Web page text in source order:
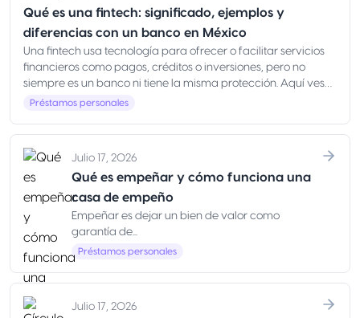
Qué es una fintech: significado, ejemplos y
diferencias con un banco en México
Una fintech usa tecnología para ofrecer o facilitar servicios
financieros como pagos, créditos o inversiones, pero no
siempre es un banco ni tiene la misma protección. Aquí ves
qué es, ejemplos y cómo elegir con seguridad en México
Préstamos personales
Julio 17, 2026
Qué es empeñar y cómo funciona una
casa de empeño
Empeñar es dejar un bien de valor como
garantía de...
Préstamos personales
Julio 17, 2026